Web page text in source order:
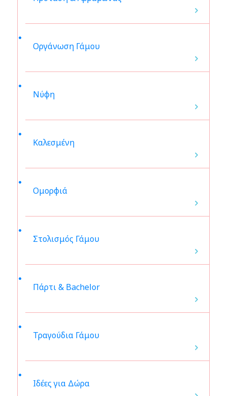
Οργάνωση Γάμου
Νύφη
Καλεσμένη
Ομορφιά
Στολισμός Γάμου
Πάρτι & Bachelor
Τραγούδια Γάμου
Ιδέες για Δώρα